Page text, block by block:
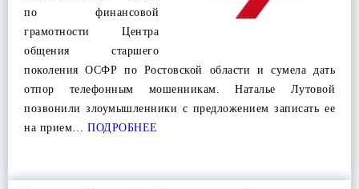
по финансовой
грамотности Центра
общения старшего
поколения ОСФР по Ростовской области и сумела дать
отпор телефонным мошенникам. Наталье Лутовой
позвонили злоумышленники с предложением записать ее
на прием… ПОДРОБНЕЕ